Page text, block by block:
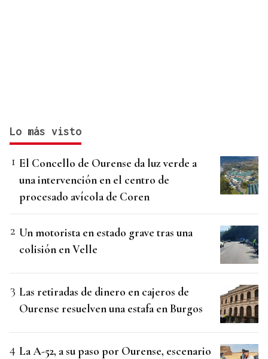
Lo más visto
El Concello de Ourense da luz verde a
una intervención en el centro de
procesado avícola de Coren
Un motorista en estado grave tras una
colisión en Velle
Las retiradas de dinero en cajeros de
Ourense resuelven una estafa en Burgos
La A-52, a su paso por Ourense, escenario